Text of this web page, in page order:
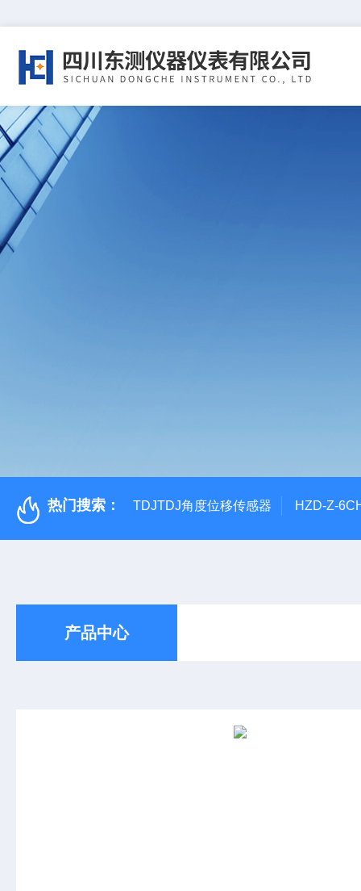
热门搜索： TDJTDJ角度位移传感器 HZD-Z-
产品中心